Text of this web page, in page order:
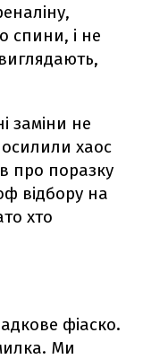
спини, і не
заміни не
хаос
про поразку
відбору на
хто
фіаско.
Ми